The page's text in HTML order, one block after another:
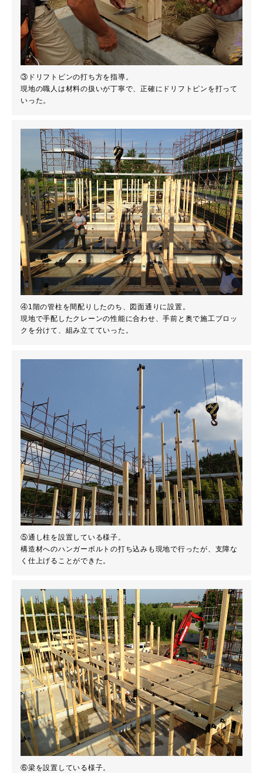
③ドリフトピンの打ち方を指導。
現地の職人は材料の扱いが丁寧で、正確にドリフトピンを打って
いった。
④1階の管柱を間配りしたのち、図面通りに設置。
現地で手配したクレーンの性能に合わせ、手前と奥で施工ブロッ
クを分けて、組み立てていった。
⑤通し柱を設置している様子。
構造材へのハンガーボルトの打ち込みも現地で行ったが、支障な
く仕上げることができた。
⑥梁を設置している様子。